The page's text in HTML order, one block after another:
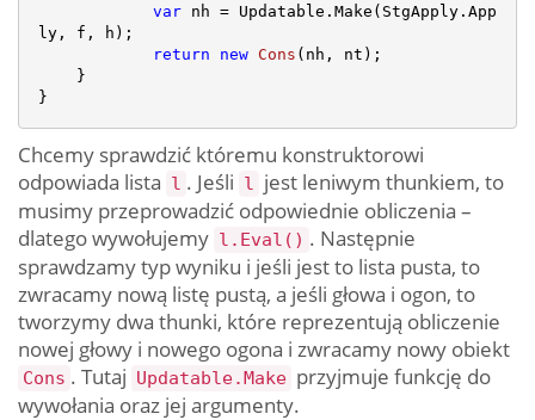
var nh = Updatable.Make(StgApply.App
ly, f, h);
return
new Cons (nh, nt);
Chcemy sprawdzić któremu konstruktorowi
odpowiada lista l . Jeśli l jest leniwym thunkiem, to
musimy przeprowadzić odpowiednie obliczenia –
dlatego wywołujemy l.Eval() . Następnie
sprawdzamy typ wyniku i jeśli jest to lista pusta, to
zwracamy nową listę pustą, a jeśli głowa i ogon, to
tworzymy dwa thunki, które reprezentują obliczenie
nowej głowy i nowego ogona i zwracamy nowy obiekt
Cons . Tutaj Updatable.Make przyjmuje funkcję do
wywołania oraz jej argumenty.